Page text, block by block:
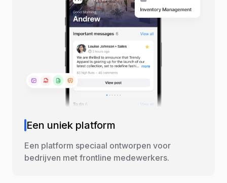
Een uniek platform
Een platform speciaal ontworpen voor
bedrijven met frontline medewerkers.